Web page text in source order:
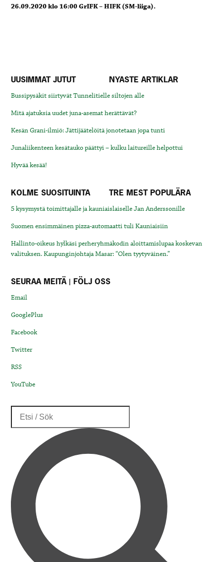
26.09.2020 klo 16:00 GrIFK – HIFK (SM-liiga).
UUSIMMAT JUTUT NYASTE ARTIKLAR
Bussipysäkit siirtyvät Tunnelitielle siltojen alle
Mitä ajatuksia uudet juna-asemat herättävät?
Kesän Grani-ilmiö: Jättijäätelöitä jonotetaan jopa tunti
Junaliikenteen kesätauko päättyi – kulku laitureille helpottui
Hyvää kesää!
KOLME SUOSITUINTA TRE MEST POPULÄRA
5 kysymystä toimittajalle ja kauniaislaiselle Jan Anderssonille
Suomen ensimmäinen pizza-automaatti tuli Kauniaisiin
Hallinto-oikeus hylkäsi perheryhmäkodin aloittamislupaa koskevan
valituksen. Kaupunginjohtaja Masar: “Olen tyytyväinen.”
SEURAA MEITÄ | FÖLJ OSS
Email
GooglePlus
Facebook
Twitter
RSS
YouTube